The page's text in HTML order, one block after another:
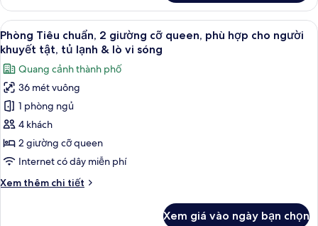
&
lò
vi
sóng
(Pet
Friendly)
Phòng
Tiêu
chuẩn,
1
giường
cỡ
queen,
tủ
lạnh
&
vi
sóng
Friendly)
Xem
tất
cả
ảnh
Phòng
Tiêu
chuẩn,
2
giường
queen,
Bộ đồ giường kháng dị ứng, bàn,
4
Phòng Tiêu chuẩn, 2 giường cỡ queen, phù hợp cho người
khuyết tật, tủ lạnh & lò vi sóng
Quang cảnh thành phố
36 mét vuông
1 phòng ngủ
4 khách
2 giường cỡ queen
Internet có dây miễn phí
Xem thêm chi tiết
Chi
Xem giá vào ngày bạn chọn